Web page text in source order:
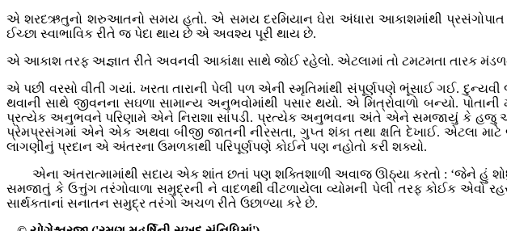
એ શરદઋતુનો શરુઆતનો સમય હતો. એ સમય દરમિયાન ઘેરા અંધારા આકાશમાંથી
ઈચ્છા સ્વાભાવિક રીતે જ પેદા થાય છે એ અવશ્ય પૂરી થાય છે.
એ આકાશ તરફ અજ્ઞાત રીતે અવનવી આકાંક્ષા સાથે જોઈ રહેલો. એટલામાં તો ટમટમતા તારક
એ પછી વરસો વીતી ગયાં. ખરતા તારાની પેલી પળ એની સ્મૃતિમાંથી સંપૂર્ણપણે ભૂંસાઈ ગઈ.
થવાની સાથે જીવનના સઘળા સામાન્ય અનુભવોમાંથી પસાર થયો. એ મિત્રોવાળો બન્યો.
પ્રત્યેક અનુભવને પરિણામે એને નિરાશા સાંપડી. પ્રત્યેક અનુભવના અંતે એને સમજાયું કે હજુ એને
પ્રેમપ્રસંગમાં એને એક અથવા બીજી જાતની નીરસતા, ગુપ્ત શંકા તથા ક્ષતિ દેખાઈ. એટલા
લાગણીનું પ્રદાન એ અંતરના ઉમળકાથી પરિપૂર્ણપણે કોઈને પણ નહોતો કરી શક્યો.
એના અંતરાત્મામાંથી સદાય એક શાંત છતાં પણ શક્તિશાળી અવાજ ઊઠ્યા કરતો : ‘જેને હું
સમજાતું કે ઉત્તુંગ તરંગોવાળા સમુદ્રની ને વાદળથી વીંટળાયેલા વ્યોમની પેલી તરફ કોઈક એવો
સાર્થકતાનાં સનાતન સમુદ્ર તરંગો અચળ રીતે ઉછાળ્યા કરે છે.